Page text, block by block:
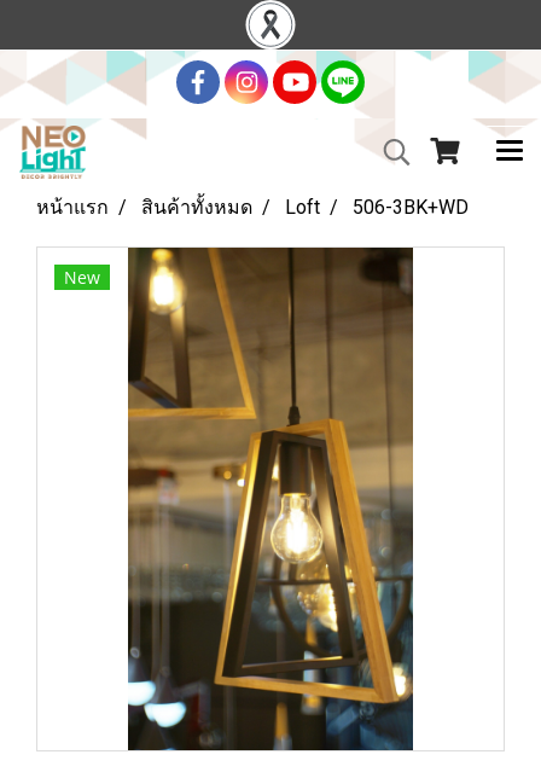
หน้าแรก สินค้าทั้งหมด Loft 506-3BK+WD
New